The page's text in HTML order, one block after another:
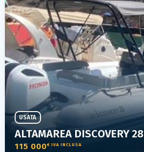
ALTAMAREA DISCOVERY 28
115 000€ IVA INCLUSA
USATA